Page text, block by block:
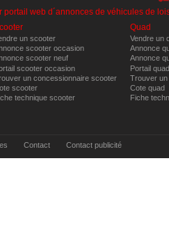
portail web d´annonces de véhicules de
un scooter
scooter occasion
scooter neuf
scooter occasion
un concessionnaire scooter
scooter
technique scooter
Quad
Vendre un
Annonce
Annonce
Portail
Trouver
Cote quad
Fiche
Contact Contact publicité